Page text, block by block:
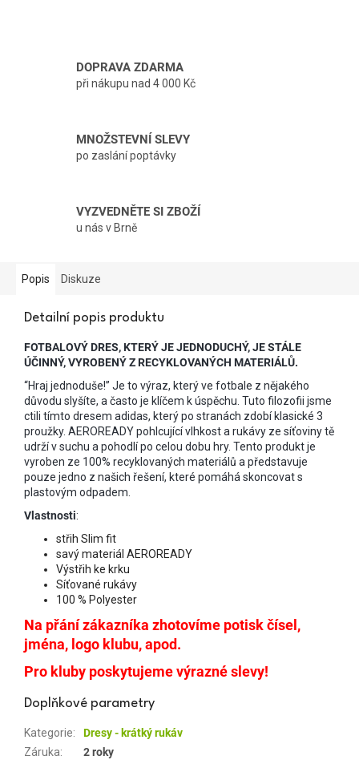
DOPRAVA ZDARMA
při nákupu nad 4 000 Kč
MNOŽSTEVNÍ SLEVY
po zaslání poptávky
VYZVEDNĚTE SI ZBOŽÍ
u nás v Brně
Popis Diskuze
Detailní popis produktu
FOTBALOVÝ DRES, KTERÝ JE JEDNODUCHÝ, JE STÁLE
ÚČINNÝ, VYROBENÝ Z RECYKLOVANÝCH MATERIÁLŮ.
“Hraj jednoduše!” Je to výraz, který ve fotbale z nějakého
důvodu slyšíte, a často je klíčem k úspěchu. Tuto filozofii jsme
ctili tímto dresem adidas, který po stranách zdobí klasické 3
proužky. AEROREADY pohlcující vlhkost a rukávy ze síťoviny tě
udrží v suchu a pohodlí po celou dobu hry. Tento produkt je
vyroben ze 100% recyklovaných materiálů a představuje
pouze jedno z našich řešení, které pomáhá skoncovat s
plastovým odpadem.
Vlastnosti:
střih Slim fit
savý materiál AEROREADY
Výstřih ke krku
Síťované rukávy
100 % Polyester
Na přání zákazníka zhotovíme potisk čísel,
jména, logo klubu, apod.
Pro kluby poskytujeme výrazné slevy!
Doplňkové parametry
Kategorie:
Dresy - krátký rukáv
Záruka: 2 roky